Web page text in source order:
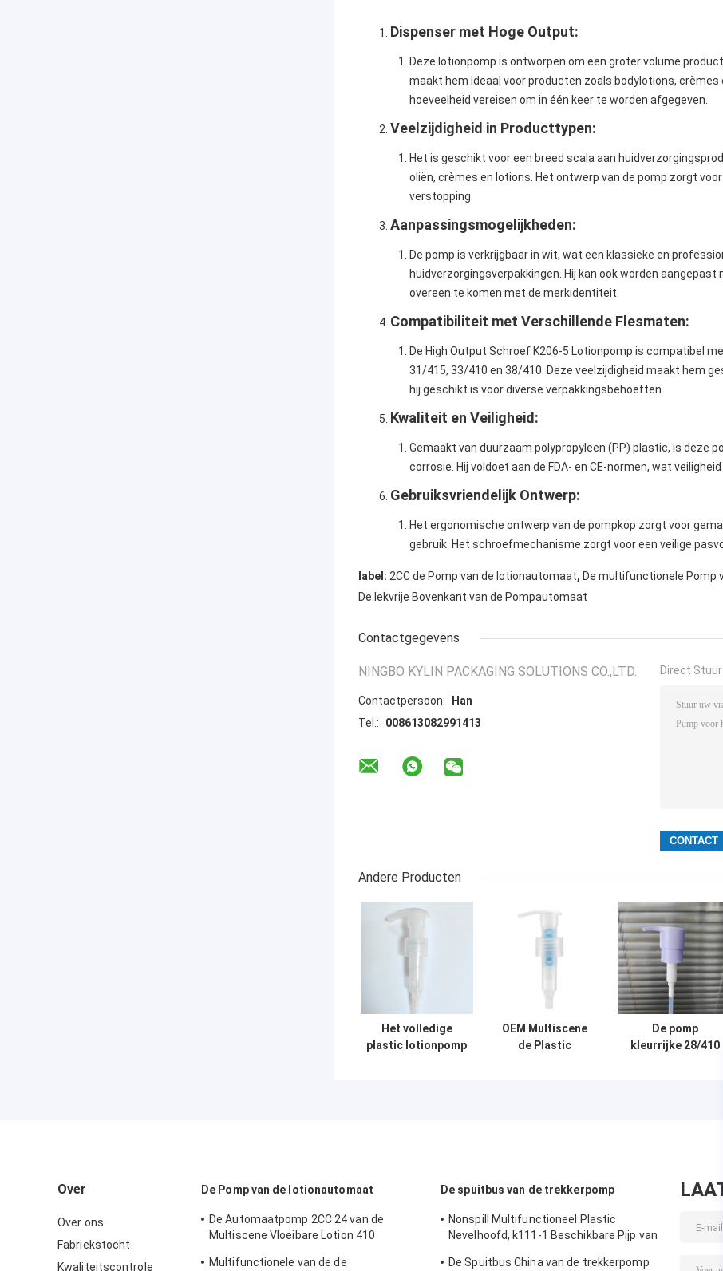
Dispenser met Hoge Output:
Deze lotionpomp is ontworpen om een groter volume
maakt hem ideaal voor producten zoals bodylotions,
hoeveelheid vereisen om in één keer te worden afgegeven.
Veelzijdigheid in Producttypen:
Het is geschikt voor een breed scala aan
oliën, crèmes en lotions. Het ontwerp van de pomp zorgt
verstopping.
Aanpassingsmogelijkheden:
De pomp is verkrijgbaar in wit, wat een klassieke en
huidverzorgingsverpakkingen. Hij kan ook worden
overeen te komen met de merkidentiteit.
Compatibiliteit met Verschillende Flesmaten:
De High Output Schroef K206-5 Lotionpomp is compatibel
31/415, 33/410 en 38/410. Deze veelzijdigheid maakt hem
hij geschikt is voor diverse verpakkingsbehoeften.
Kwaliteit en Veiligheid:
Gemaakt van duurzaam polypropyleen (PP) plastic, is deze
corrosie. Hij voldoet aan de FDA- en CE-normen, wat
Gebruiksvriendelijk Ontwerp:
Het ergonomische ontwerp van de pompkop zorgt voor
gebruik. Het schroefmechanisme zorgt voor een veilige
label: 2CC de Pomp van de lotionautomaat, De multifunctionele Pomp
De lekvrije Bovenkant van de Pompautomaat
Contactgegevens
NINGBO KYLIN PACKAGING SOLUTIONS CO.,LTD.
Contactpersoon:
Han
Tel.:
008613082991413
Direct
Andere Producten
Het volledige
plastic lotionpomp
OEM Multiscene
de Plastic
De pomp
kleurrijke 28/410
Over
Over ons
Fabriekstocht
Kwaliteitscontrole
De Pomp van de lotionautomaat
De Automaatpomp 2CC 24 van de
Multiscene Vloeibare Lotion 410
Multifunctionele van de de
De spuitbus van de trekkerpomp
Nonspill Multifunctioneel Plastic
Nevelhoofd, k111-1 Beschikbare Pijp van
De Spuitbus China van de trekkerpomp